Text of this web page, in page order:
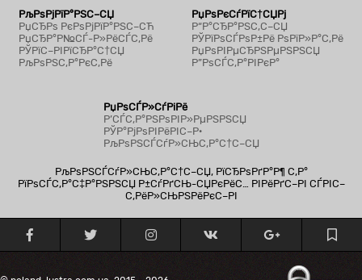
РљРѕРјРїР°РЅС–СЏ
РџСЂРѕ РєРѕРјРїР°РЅС–СЋ
РџСЂР°Р№СЃ-Р»РёСЃС‚Рё
РЎРїС–РІРїСЂР°С†СЏ
РљРѕРЅС‚Р°РєС‚Рё
РџРѕРєСѓРїС†СЏРј
Р“Р°СЂР°РЅС‚С–СЏ
РЎРїРѕСЃРѕР±Рё РѕРїР»Р°С‚Рё
РџРѕРІРµСЂРЅРµРЅРЅСЏ
Р”РѕСЃС‚Р°РІРєР°
РџРѕСЃР»СѓРіРё
Р’СЃС‚Р°РЅРѕРІР»РµРЅРЅСЏ
РЎР°РјРѕРІРёРІС–Р·
РљРѕРЅСЃСѓР»СЊС‚Р°С†С–СЏ
РљРѕРЅСЃСѓР»СЊС‚Р°С†С–СЏ, РїСЂРѕРґР°Р¶ С‚Р°
РїРѕСЃС‚Р°С‡Р°РЅРЅСЏ Р±СѓРґСЊ-СЏРєРёС… РІРёРґС–РІ СЃРІС–
С‚РёР»СЊРЅРёРєС–РІ